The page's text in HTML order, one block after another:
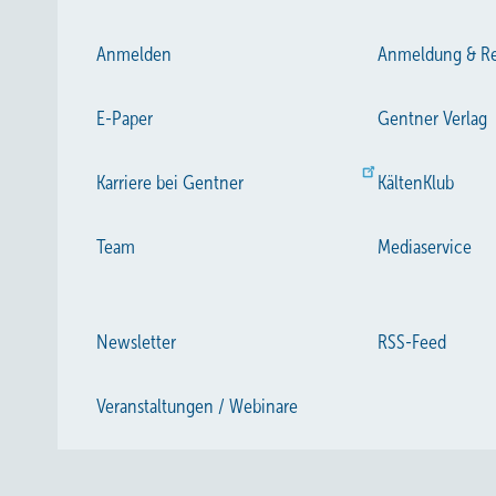
Anmelden Anmeldung &
E-Paper Gentner Verlag
Karriere bei Gentner KältenKlub
Team Mediaservice
Newsletter RSS-Feed
Veranstaltungen / Webinare